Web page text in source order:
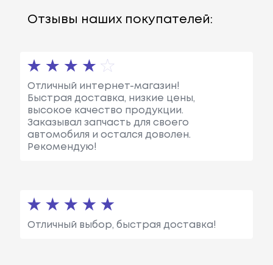
Отзывы наших покупателей:
Отличный интернет-магазин!
Быстрая доставка, низкие цены,
высокое качество продукции.
Заказывал запчасть для своего
автомобиля и остался доволен.
Рекомендую!
Отличный выбор, быстрая доставка!